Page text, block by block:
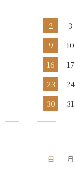
2
3
9
10
16
17
23
24
30
31
日 月